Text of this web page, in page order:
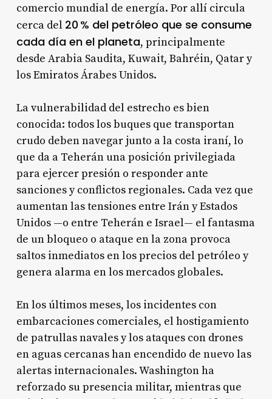
comercio mundial de energía. Por allí circula
cerca del 20 % del petróleo que se consume
cada día en el planeta, principalmente
desde Arabia Saudita, Kuwait, Bahréin, Qatar y
los Emiratos Árabes Unidos.
La vulnerabilidad del estrecho es bien
conocida: todos los buques que transportan
crudo deben navegar junto a la costa iraní, lo
que da a Teherán una posición privilegiada
para ejercer presión o responder ante
sanciones y conflictos regionales. Cada vez que
aumentan las tensiones entre Irán y Estados
Unidos —o entre Teherán e Israel— el fantasma
de un bloqueo o ataque en la zona provoca
saltos inmediatos en los precios del petróleo y
genera alarma en los mercados globales.
En los últimos meses, los incidentes con
embarcaciones comerciales, el hostigamiento
de patrullas navales y los ataques con drones
en aguas cercanas han encendido de nuevo las
alertas internacionales. Washington ha
reforzado su presencia militar, mientras que